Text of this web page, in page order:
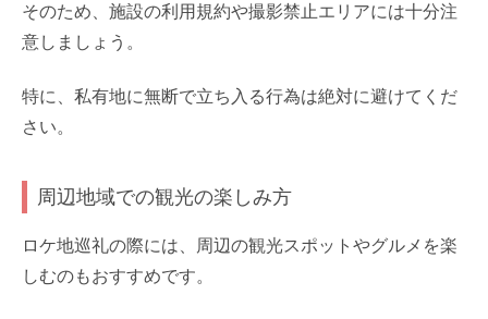
そのため、施設の利用規約や撮影禁止エリアには十分注
意しましょう。
特に、私有地に無断で立ち入る行為は絶対に避けてくだ
さい。
周辺地域での観光の楽しみ方
ロケ地巡礼の際には、周辺の観光スポットやグルメを楽
しむのもおすすめです。